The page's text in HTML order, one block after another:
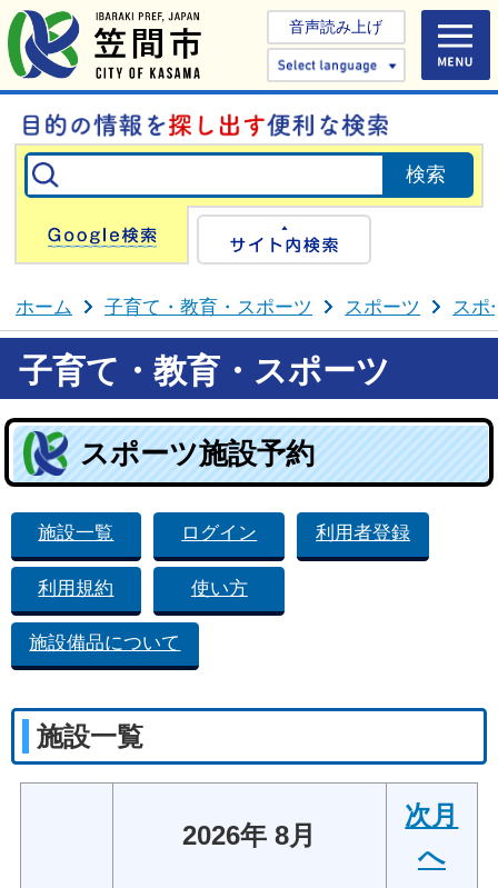
音声読み上げ
Select
Google検索
ホーム 子育て・教育・スポーツ スポーツ スポ
子育て・教育・スポーツ
スポーツ施設予約
施設一覧 ログイン 利用者登録
利用規約 使い方
施設備品について
施設一覧
2026年 8月
次月
へ